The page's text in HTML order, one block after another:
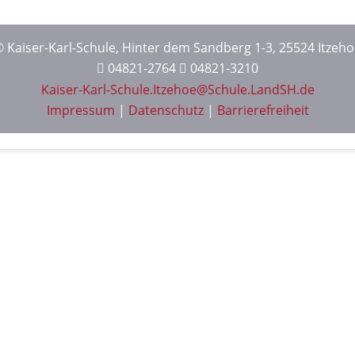
Kaiser-Karl-Schule, Hinter dem Sandberg 1-3, 25524
04821-2764
04821-3210
Kaiser-Karl-Schule.Itzehoe@Schule.LandSH.de
Impressum | Datenschutz| Barrierefreiheit